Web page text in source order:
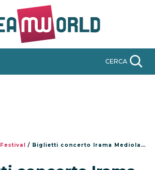
CERCA
/ Biglietti concerto Irama Mediolanum Forum di Assago, Milano 2019